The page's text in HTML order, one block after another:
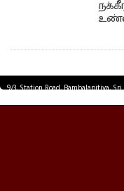
9/3, Station Road, Bambalapitiya, Sri